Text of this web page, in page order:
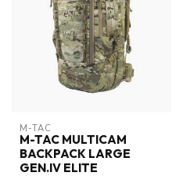
M-TAC
M-TAC MULTICAM
BACKPACK LARGE
GEN.IV ELITE